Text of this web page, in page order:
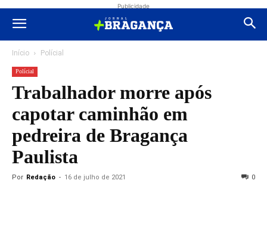
Publicidade
Início Polícial
Polícial
Trabalhador morre após
capotar caminhão em
pedreira de Bragança
Paulista
Por Redação - 16 de julho de 2021 0